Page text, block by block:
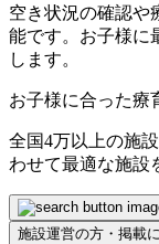
空き状況の確認や
能です。お子様に
します。
お子様に合った療
全国4万以上の施
わせて最適な施設
施設運営の方・掲載